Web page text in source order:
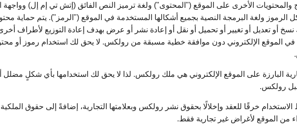
والمحتويات الأخرى على الموقع ("المحتوى") ولغة ترميز النص الفائق (إتش تي إم إل) وواجهة
الرموز ولغة البرمجة النصية بجميع أشكالها المستخدمة في الموقع ("الرمز"). يتم حماية
أو تعديل أو تغيير أو تحميل أو نقل أو إعادة نشر أو عرض بهدف إعادة التوزيع لأطراف
في الموقع الإلكتروني دون موافقة خطية مسبقة من رولكس. لا يحق لك استخدام رموز أو
البارزة على الموقع الإلكتروني هي ملك رولكس. لذا لا يحق لك استخدامها بأي شكلٍ مضلل
رولكس.
خرقًا للعقد وإخلالًا بحقوق نشر رولكس وبعلامتها التجارية، إضافةً إلى حقوق الملكية
من الموقع لأغراض غير تجارية فقط.